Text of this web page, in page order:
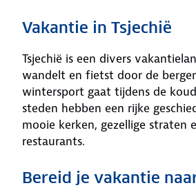
Vakantie in Tsjechië
Tsjechië is een divers
wandelt en fietst door de
wintersport gaat tijdens de
steden hebben een rijke
mooie kerken, gezellige straten
restaurants.
Bereid je vakantie